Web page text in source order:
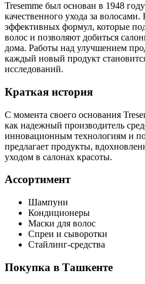
Tresemme был основан в 1948
качественного ухода за
эффективных формул, которые
волос и позволяют добиться
дома. Работы над улучшением
каждый новый продукт
исследований.
Краткая история
С момента своего основания
как надежный производитель
инновационным технологиям и
предлагает продукты,
уходом в салонах красоты.
Ассортимент
Шампуни
Кондиционеры
Маски для волос
Спреи и сыворотки
Стайлинг-средства
Покупка в Ташкенте